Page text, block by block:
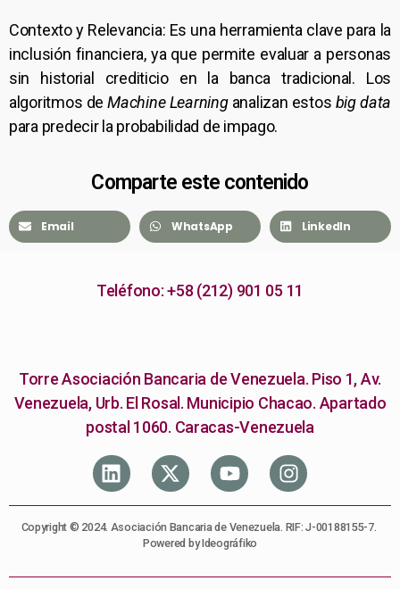
Contexto y Relevancia: Es una herramienta clave para la
inclusión financiera, ya que permite evaluar a personas
sin historial crediticio en la banca tradicional. Los
algoritmos deMachine Learninganalizan estos big data
para predecir la probabilidad de impago.
Comparte este contenido
Email WhatsApp LinkedIn
Teléfono: +58 (212) 901 05 11
Torre Asociación Bancaria de Venezuela. Piso 1, Av.
Venezuela, Urb. El Rosal. Municipio Chacao. Apartado
postal 1060. Caracas-Venezuela
Copyright © 2024. Asociación Bancaria de Venezuela. RIF: J-00188155-7.
Powered by Ideográfiko